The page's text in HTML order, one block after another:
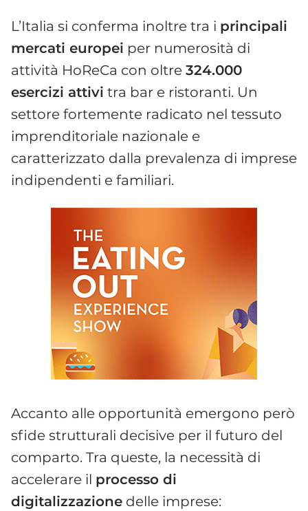
L’Italia si conferma inoltre tra i principali
mercati europei per numerosità di
attività HoReCa con oltre 324.000
esercizi attivi tra bar e ristoranti. Un
settore fortemente radicato nel tessuto
imprenditoriale nazionale e
caratterizzato dalla prevalenza di imprese
indipendenti e familiari.
Accanto alle opportunità emergono però
sfide strutturali decisive per il futuro del
comparto. Tra queste, la necessità di
accelerare il processo di
digitalizzazione delle imprese: